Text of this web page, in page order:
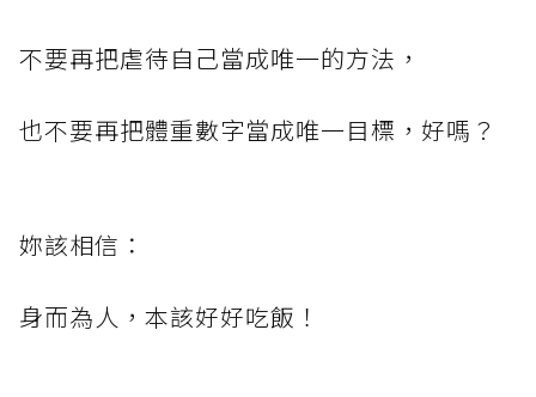
不要再把虐待自己當成唯一的方法，
也不要再把體重數字當成唯一目標，好嗎？
妳該相信：
身而為人，本該好好吃飯！